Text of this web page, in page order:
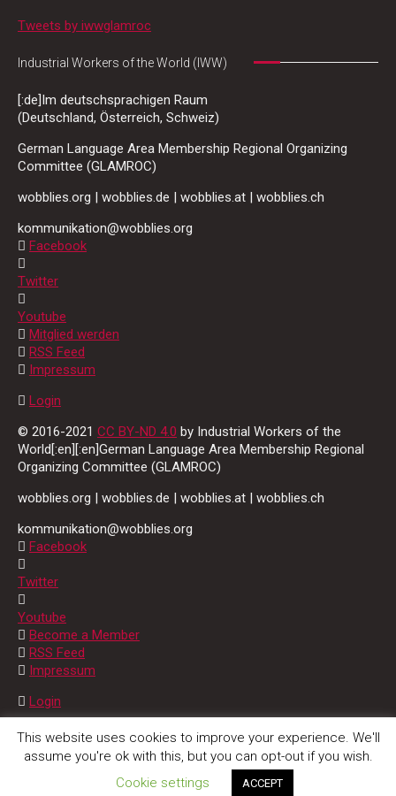
Tweets by iwwglamroc
Industrial Workers of the World (IWW)
[:de]Im deutschsprachigen Raum
(Deutschland, Österreich, Schweiz)
German Language Area Membership Regional Organizing
Committee (GLAMROC)
wobblies.org | wobblies.de | wobblies.at | wobblies.ch
kommunikation@wobblies.org
Facebook
Twitter
Youtube
Mitglied werden
RSS Feed
Impressum
Login
© 2016-2021 CC BY-ND 4.0 by Industrial Workers of the
World[:en][:en]German Language Area Membership Regional
Organizing Committee (GLAMROC)
wobblies.org | wobblies.de | wobblies.at | wobblies.ch
kommunikation@wobblies.org
Facebook
Twitter
Youtube
Become a Member
RSS Feed
Impressum
Login
© 2016-2021 CC BY-ND 4.0 by Industrial Workers of the
World[:]
This website uses cookies to improve your experience. We'll
assume you're ok with this, but you can opt-out if you wish.
Cookie settings
ACCEPT